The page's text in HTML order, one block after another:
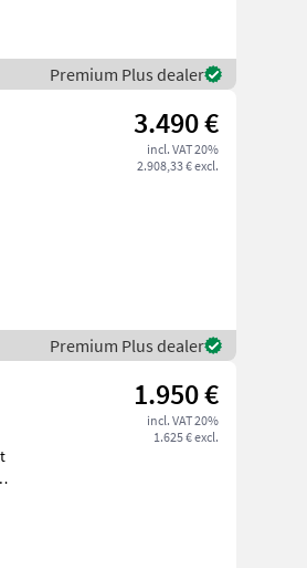
Premium Plus dealer
3.490 €
incl. VAT 20%
2.908,33 € excl.
Premium Plus dealer
1.950 €
incl. VAT 20%
1.625 € excl.